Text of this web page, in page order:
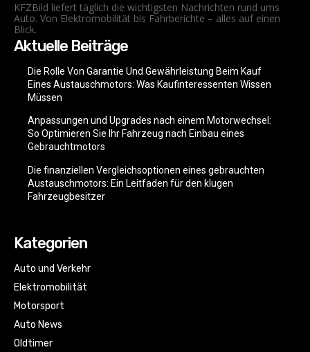
KFZBild liefert täglich die wichtigsten Nachrichten rund ums
Auto. Von Elektromobilität bis Fahrberichte – alles auf einen
Blick.
Aktuelle Beiträge
Die Rolle Von Garantie Und Gewährleistung Beim Kauf
Eines Austauschmotors: Was Kaufinteressenten Wissen
Müssen
Anpassungen und Upgrades nach einem Motorwechsel:
So Optimieren Sie Ihr Fahrzeug nach Einbau eines
Gebrauchtmotors
Die finanziellen Vergleichsoptionen eines gebrauchten
Austauschmotors: Ein Leitfaden für den klugen
Fahrzeugbesitzer
Kategorien
Auto und Verkehr
Elektromobilität
Motorsport
Auto News
Oldtimer